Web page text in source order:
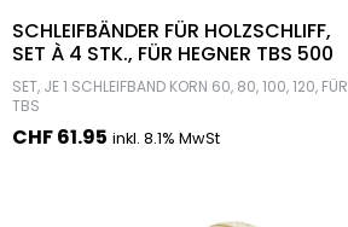
SCHLEIFBÄNDER FÜR HOLZSCHLIFF,
SET À 4 STK., FÜR HEGNER TBS 500
SET, JE 1 SCHLEIFBAND KORN 60, 80, 100, 120, FÜR
TBS
CHF61.95 inkl. 8.1% MwSt